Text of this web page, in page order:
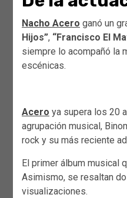
Nacho Acero ganó un
Hijos”, “Francisco El
siempre lo acompañó la
escénicas.
Acero ya supera los 20
agrupación musical,
rock y su más reciente
El primer álbum musical
Asimismo, se resaltan
visualizaciones.